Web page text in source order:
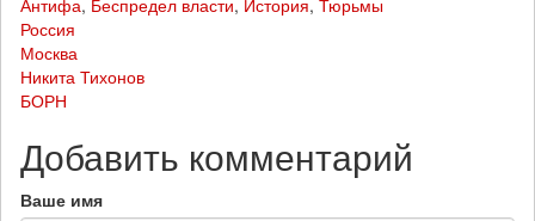
Антифа, Беспредел власти, История, Тюрьмы
Россия
Москва
Никита Тихонов
БОРН
Добавить комментарий
Ваше имя